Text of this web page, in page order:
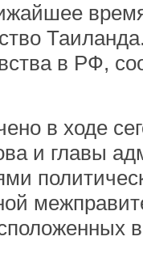
время
в РФ,
в ходе
и главы